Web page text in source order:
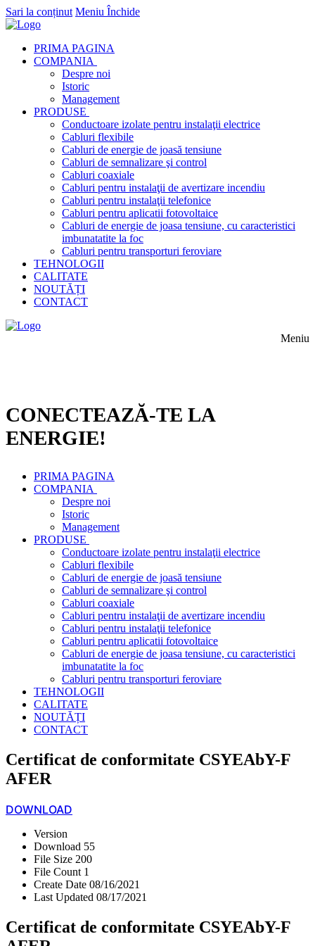
Sari la conținut Meniu Închide
PRIMA PAGINA
COMPANIA
Despre noi
Istoric
Management
PRODUSE
Conductoare izolate pentru instalaţii electrice
Cabluri flexibile
Cabluri de energie de joasă tensiune
Cabluri de semnalizare şi control
Cabluri coaxiale
Cabluri pentru instalaţii de avertizare incendiu
Cabluri pentru instalaţii telefonice
Cabluri pentru aplicatii fotovoltaice
Cabluri de energie de joasa tensiune, cu caracteristici
imbunatatite la foc
Cabluri pentru transporturi feroviare
TEHNOLOGII
CALITATE
NOUTĂȚI
CONTACT
Meniu
CONECTEAZĂ-TE LA
ENERGIE!
PRIMA PAGINA
COMPANIA
Despre noi
Istoric
Management
PRODUSE
Conductoare izolate pentru instalaţii electrice
Cabluri flexibile
Cabluri de energie de joasă tensiune
Cabluri de semnalizare şi control
Cabluri coaxiale
Cabluri pentru instalaţii de avertizare incendiu
Cabluri pentru instalaţii telefonice
Cabluri pentru aplicatii fotovoltaice
Cabluri de energie de joasa tensiune, cu caracteristici
imbunatatite la foc
Cabluri pentru transporturi feroviare
TEHNOLOGII
CALITATE
NOUTĂȚI
CONTACT
Certificat de conformitate CSYEAbY-F
AFER
DOWNLOAD
Version
Download 55
File Size 200
File Count 1
Create Date 08/16/2021
Last Updated 08/17/2021
Certificat de conformitate CSYEAbY-F